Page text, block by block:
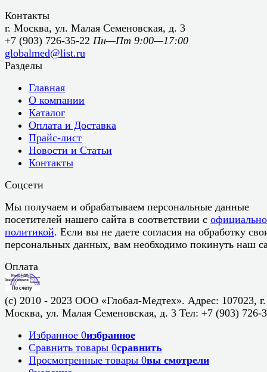
Контакты
г. Москва, ул. Малая Семеновская, д. 3
+7 (903) 726-35-22 Пн—Пт 9:00—17:00
globalmed@list.ru
Разделы
Главная
О компании
Каталог
Оплата и Доставка
Прайс-лист
Новости и Статьи
Контакты
Соцсети
Мы получаем и обрабатываем персональные данные
посетителей нашего сайта в соответствии с
политикой. Если вы не даете согласия на обработку
персональных данных, вам необходимо покинуть наш
Оплата
(c) 2010 - 2023 ООО «Глобал-Медтех». Адрес: 107023, г.
Москва, ул. Малая Семеновская, д. 3 Тел: +7 (903) 726-
Избранное 0избранное
Сравнить товары 0сравнить
Просмотренные товары 0вы смотрели